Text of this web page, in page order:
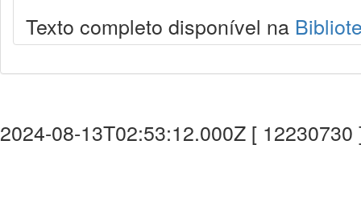
Texto completo disponível na
2024-08-13T02:53:12.000Z [ 12230730